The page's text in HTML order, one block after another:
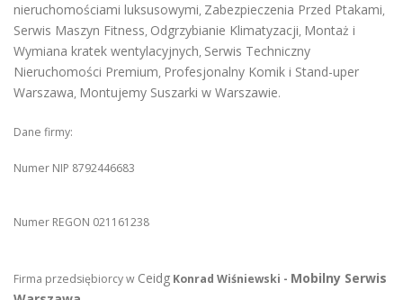
nieruchomościami luksusowymi, Zabezpieczenia Przed Ptakami,
Serwis Maszyn Fitness, Odgrzybianie Klimatyzacji, Montaż i
Wymiana kratek wentylacyjnych, Serwis Techniczny
Nieruchomości Premium, Profesjonalny Komik i Stand-uper
Warszawa, Montujemy Suszarki w Warszawie.
Dane firmy:
Numer NIP 8792446683
Numer REGON 021161238
Firma przedsiębiorcy w Ceidg Konrad Wiśniewski - Mobilny Serwis